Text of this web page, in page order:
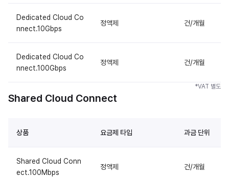
Dedicated Cloud Co
nnect.10Gbps
정액제 건/개월
Dedicated Cloud Co
nnect.100Gbps
정액제 건/개월
*VAT 별도
Shared Cloud Connect
상품 요금제 타입 과금 단위
Shared Cloud Conn
ect.100Mbps
정액제 건/개월